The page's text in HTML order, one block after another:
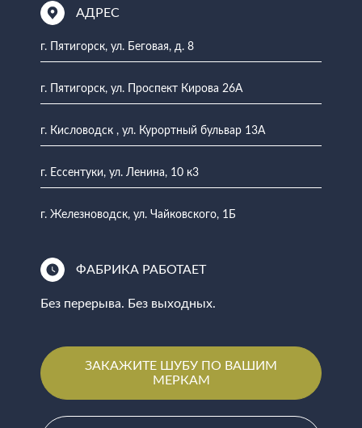
АДРЕС
г. Пятигорск, ул. Беговая, д. 8
г. Пятигорск, ул. Проспект Кирова 26А
г. Кисловодск , ул. Курортный бульвар 13А
г. Ессентуки, ул. Ленина, 10 к3
г. Железноводск, ул. Чайковского, 1Б
ФАБРИКА РАБОТАЕТ
Без перерыва. Без выходных.
ЗАКАЖИТЕ ШУБУ ПО ВАШИМ
МЕРКАМ